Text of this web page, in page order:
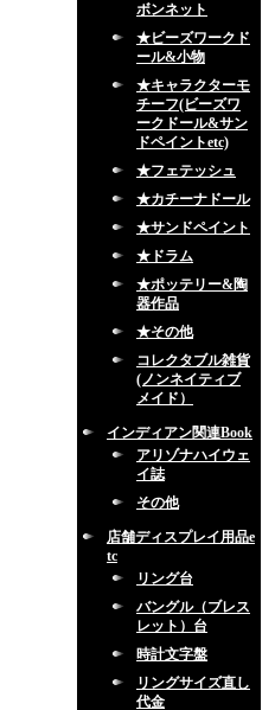
ボンネット
★ビーズワークド
ール&小物
★キャラクターモ
チーフ(ビーズワ
ークドール&サン
ドペイントetc)
★フェテッシュ
★カチーナドール
★サンドペイント
★ドラム
★ポッテリー&陶
器作品
★その他
コレクタブル雑貨
(ノンネイティブ
メイド）
インディアン関連Book
アリゾナハイウェ
イ誌
その他
店舗ディスプレイ用品e
tc
リング台
バングル（ブレス
レット）台
時計文字盤
リングサイズ直し
代金